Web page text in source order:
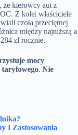
, że kierowcy aut z
Z kolei właściciele
czoła przeciętnej
między najniższą a
zł rocznie.
mocy
taryfowego. Nie
I Zastosowania